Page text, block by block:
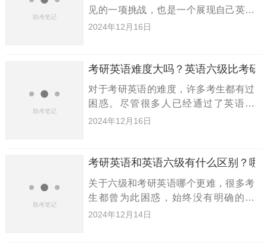
见的一项挑战，也是一个展现自己英语
水平的重要方式，同时还可以为今后的
很多同学可能会好奇，考研英语和
2024年12月16日
考研英语难度大吗？英语六级比考研
对于考研英语的难度，许多考生都有过
困惑。尽管很多人已经通过了英语六
级，但在考研英语中仍然感到压力山
下来，我们就一起来分析一下这些问题
2024年12月16日
考研英语和英语六级有什么区别？哪
关于六级和考研英语哪个更难，很多考
生都曾为此困惑，始终没有明确的答
案。今天，小编就来和大家聊聊考研英
2024年12月14日